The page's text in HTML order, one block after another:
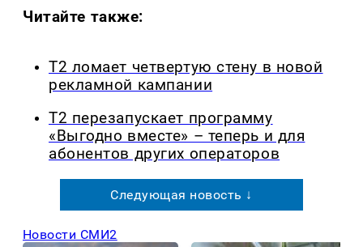
Читайте также:
Т2 ломает четвертую стену в новой
рекламной кампании
Т2 перезапускает программу
«Выгодно вместе» – теперь и для
абонентов других операторов
Следующая новость ↓
Новости СМИ2